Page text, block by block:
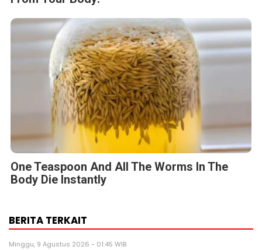
One Teaspoon And All The Worms In The
Body Die Instantly
BERITA TERKAIT
Minggu, 9 Agustus 2026 - 01:45 WIB